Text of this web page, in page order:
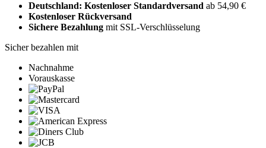
Deutschland: Kostenloser Standardversand ab 54,90 €
Kostenloser Rückversand
Sichere Bezahlung mit SSL-Verschlüsselung
Sicher bezahlen mit
Nachnahme
Vorauskasse